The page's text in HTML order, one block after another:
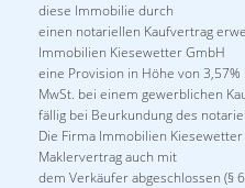
diese Immobilie durch
einen notariellen Kaufvertrag
Immobilien Kiesewetter GmbH
eine Provision in Höhe von
MwSt. bei einem gewerblichen
fällig bei Beurkundung des
Die Firma Immobilien
Maklervertrag auch mit
dem Verkäufer abgeschlossen (§